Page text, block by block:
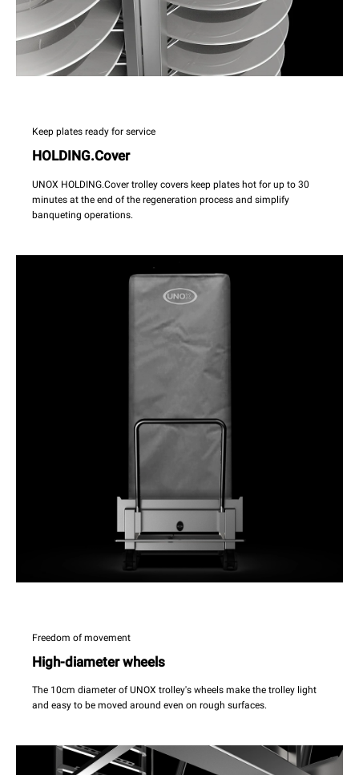
Keep plates ready for service
HOLDING.Cover
UNOX HOLDING.Cover trolley covers keep plates hot for up to 30
minutes at the end of the regeneration process and simplify
banqueting operations.
Freedom of movement
High-diameter wheels
The 10cm diameter of UNOX trolley's wheels make the trolley light
and easy to be moved around even on rough surfaces.